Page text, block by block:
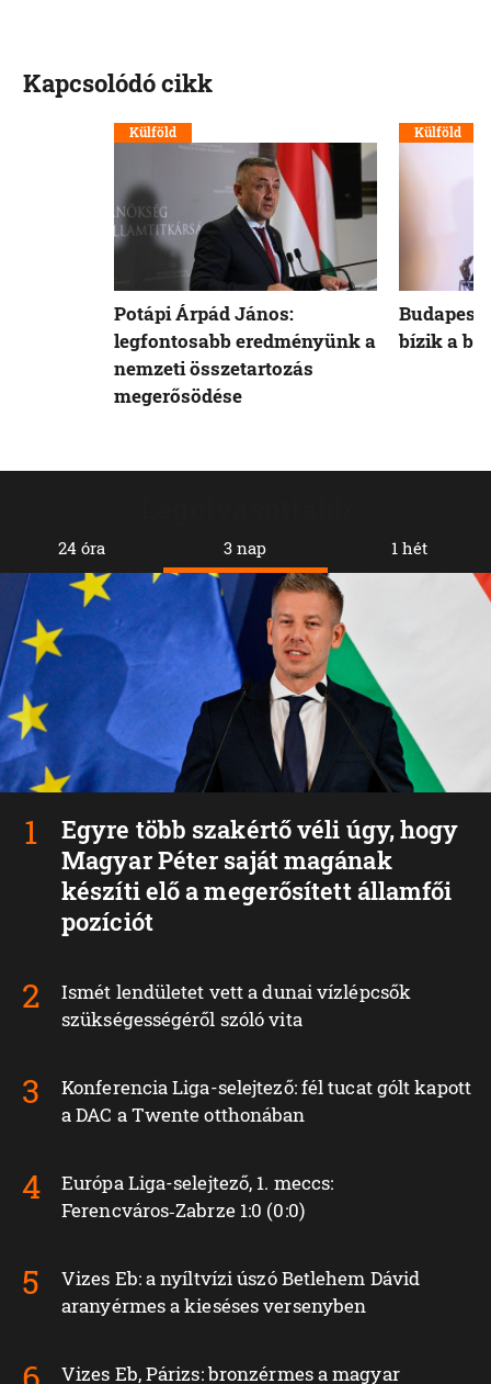
24 óra 3 nap
Egyre több szakértő véli úgy, hogy
Magyar Péter saját magának
készíti elő a megerősített államfői
pozíciót
Ismét lendületet vett a dunai vízlépcsők
szükségességéről szóló vita
Konferencia Liga-selejtező: fél tucat gólt kapott
a DAC a Twente otthonában
Európa Liga-selejtező, 1. meccs:
Ferencváros‑Zabrze 1:0 (0:0)
Vizes Eb: a nyíltvízi úszó Betlehem Dávid
aranyérmes a kieséses versenyben
Vizes Eb, Párizs: bronzérmes a magyar
1 hét
Kapcsolódó cikk
Külföld
Potápi Árpád János:
legfontosabb eredményünk a
nemzeti összetartozás
megerősödése
Külföld
Budapest
bízik a